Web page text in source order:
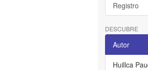
Registro
DESCUBRE
Autor
Huillca